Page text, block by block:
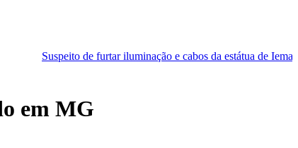
de furtar iluminação e cabos da estátua de Iemanjá é preso em
em MG